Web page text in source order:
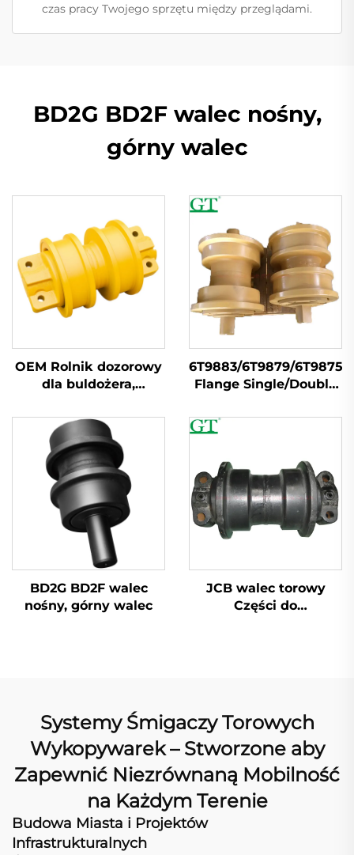
czas pracy Twojego sprzętu między przeglądami.
BD2G BD2F walec nośny,
górny walec
OEM Rolnik dozorowy
dla buldożera,
E320 EC210 D6D D85
D7G D65
6T9883/6T9879/6T9875/
Flange Single/Double
BD2G BD2F walec
nośny, górny walec
JCB walec torowy
Części do
Systemy Śmigaczy Torowych
Wykopywarek – Stworzone aby
Zapewnić Niezrównaną Mobilność
na Każdym Terenie
Budowa Miasta i Projektów
Infrastrukturalnych